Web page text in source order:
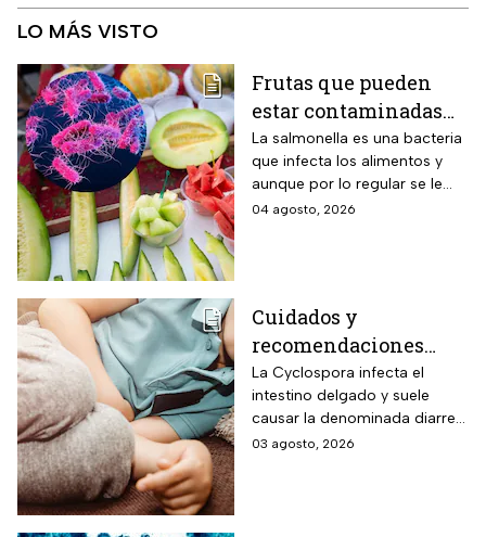
LO MÁS VISTO
Frutas que pueden
estar contaminadas
de salmonella y cómo
protegerte del
contagio
La salmonella es una bacteria
que infecta los alimentos y
aunque por lo regular se le
relaciona con el huevo,
04 agosto, 2026
Cuidados y
recomendaciones
para niños ante los
riesgos por cyclospora
La Cyclospora infecta el
intestino delgado y suele
causar la denominada diarrea
explosiva, de acuerdo con
03 agosto, 2026